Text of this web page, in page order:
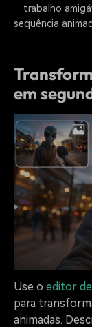
trabalho
sequência
em
Use o editor
para
animadas.